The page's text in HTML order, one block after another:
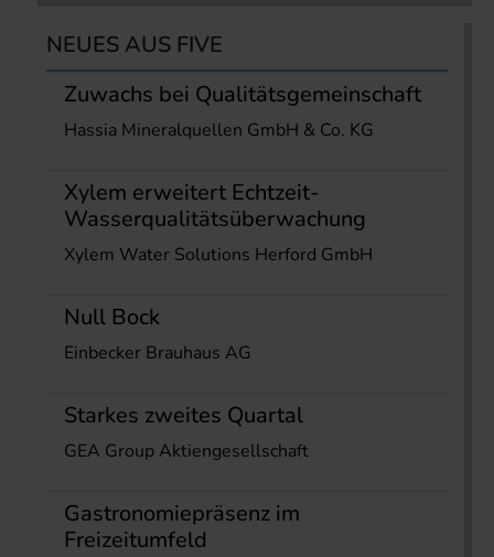
NEUES AUS FIVE
Zuwachs bei Qualitätsgemeinschaft
Hassia Mineralquellen GmbH & Co. KG
Xylem erweitert Echtzeit-
Wasserqualitätsüberwachung
Xylem Water Solutions Herford GmbH
Null Bock
Einbecker Brauhaus AG
Starkes zweites Quartal
GEA Group Aktiengesellschaft
Gastronomiepräsenz im
Freizeitumfeld